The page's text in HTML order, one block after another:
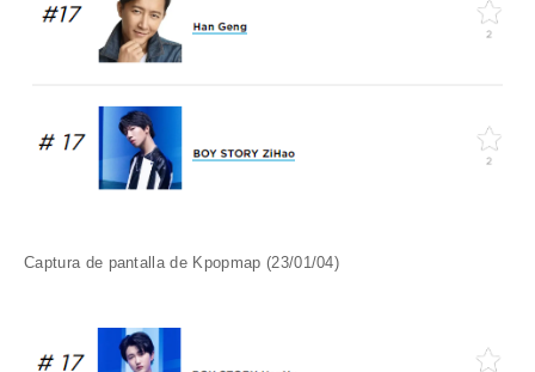
Captura de pantalla de Kpopmap (23/01/04)